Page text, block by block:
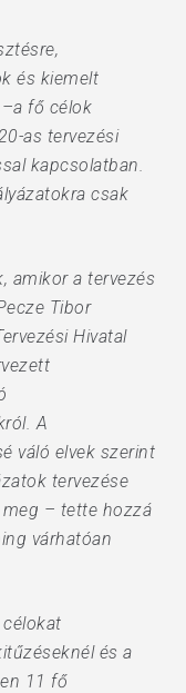
és kiemelt
fő célok
as tervezési
kapcsolatban.
csak
amikor a tervezés
Tibor
Hivatal
A
váló elvek szerint
tervezése
– tette hozzá
várhatóan
és a
11 fő